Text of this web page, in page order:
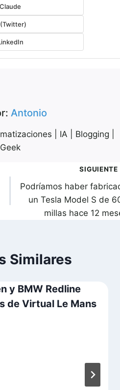
Claude
Antonio
| IA | Blogging |
Geek
SIGUIENTE
Podríamos haber
un Tesla Model S de
millas hace 12
Similares
y BMW Redline
de Virtual Le Mans